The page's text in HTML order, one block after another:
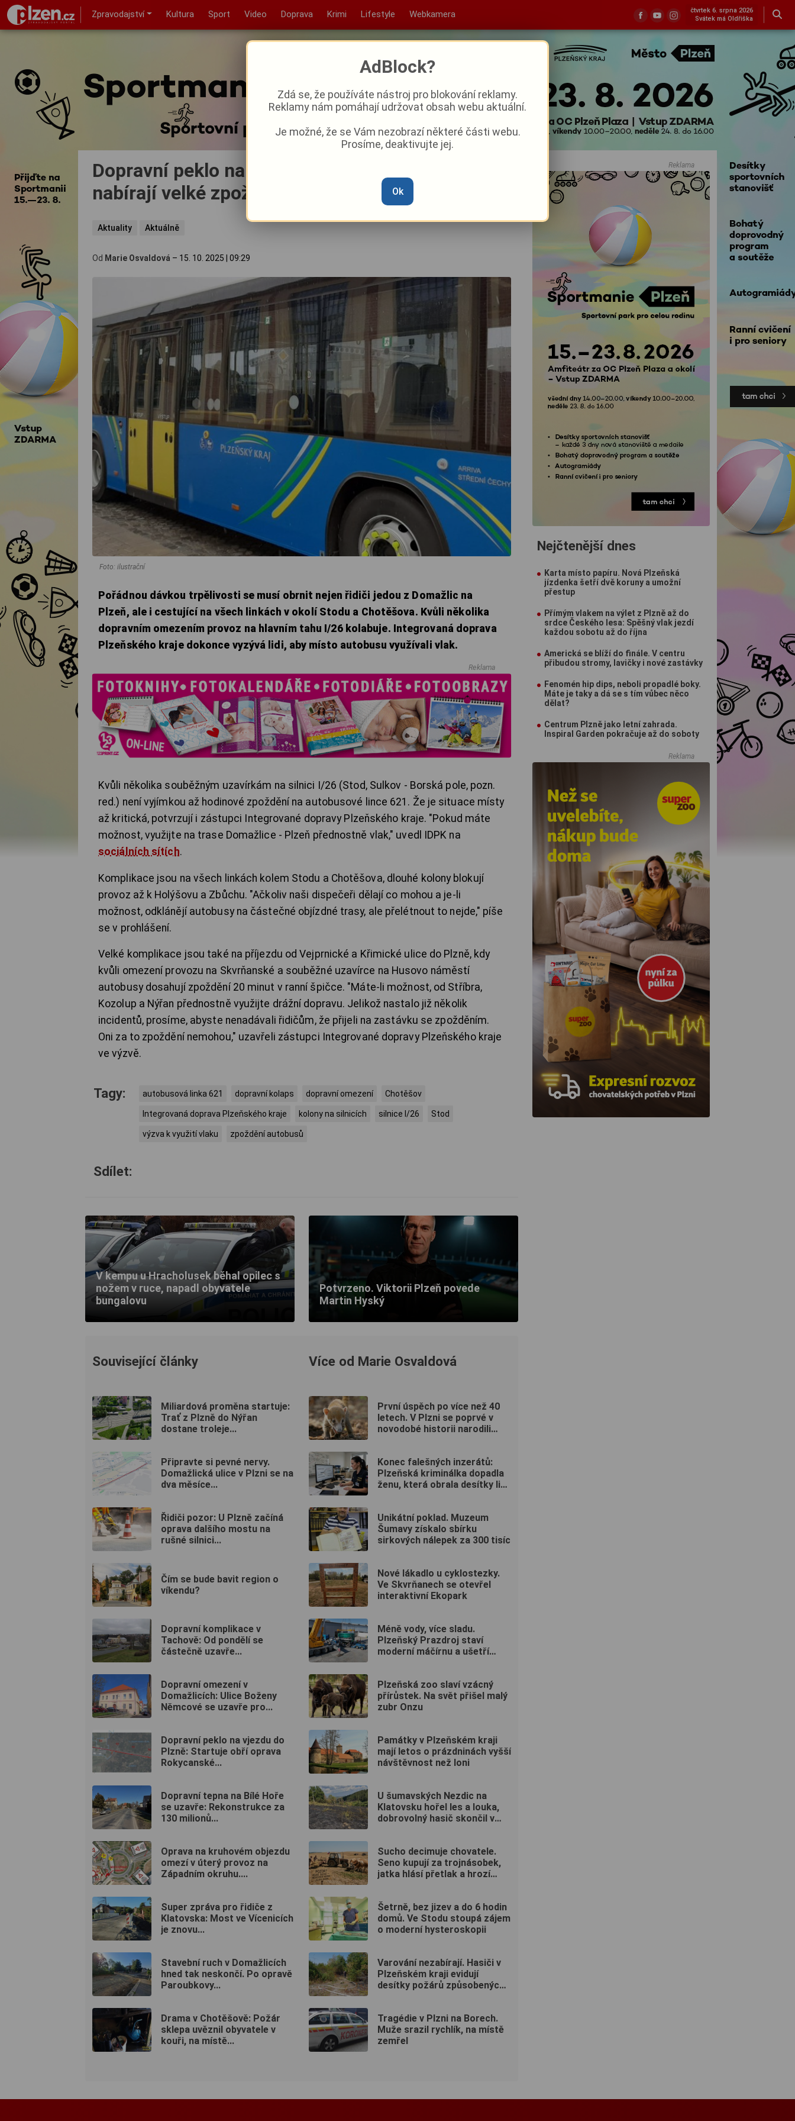
Zpravodajství Kultura Sport Video Doprava Krimi Lifestyle Webkamera
čtvrtek 6. srpna 2026
Svátek má Oldřiška
Dopravní peklo na trase Plzeň - Stod. Autobusy
nabírají velké zpoždění
Aktuality Aktuálně
Od Marie Osvaldová – 15. 10. 2025 09:29
Foto: ilustrační
Pořádnou dávkou trpělivosti se musí obrnit nejen řidiči jedou z Domažlic na
Plzeň, ale i cestující na všech linkách v okolí Stodu a Chotěšova. Kvůli několika
dopravním omezením provoz na hlavním tahu I/26 kolabuje. Integrovaná doprava
Plzeňského kraje dokonce vyzývá lidi, aby místo autobusu využívali vlak.
Reklama
Kvůli několika souběžným uzavírkám na silnici I/26 (Stod, Sulkov - Borská pole, pozn.
red.) není vyjímkou až hodinové zpoždění na autobusové lince 621. Že je situace místy
až kritická, potvrzují i zástupci Integrované dopravy Plzeňského kraje. "Pokud máte
možnost, využijte na trase Domažlice - Plzeň přednostně vlak," uvedl IDPK na
sociálních sítích.
Komplikace jsou na všech linkách kolem Stodu a Chotěšova, dlouhé kolony blokují
provoz až k Holýšovu a Zbůchu. "Ačkoliv naši dispečeři dělají co mohou a je-li
možnost, odklánějí autobusy na částečné objízdné trasy, ale přelétnout to nejde," píše
se v prohlášení.
Velké komplikace jsou také na příjezdu od Vejprnické a Křimické ulice do Plzně, kdy
kvůli omezení provozu na Skvrňanské a souběžné uzavírce na Husovo náměstí
autobusy dosahují zpoždění 20 minut v ranní špičce. "Máte-li možnost, od Stříbra,
Kozolup a Nýřan přednostně využijte drážní dopravu. Jelikož nastalo již několik
incidentů, prosíme, abyste nenadávali řidičům, že přijeli na zastávku se zpožděním.
Oni za to zpoždění nemohou," uzavřeli zástupci Integrované dopravy Plzeňského kraje
ve výzvě.
Tagy: autobusová linka 621 dopravní kolaps dopravní omezení Chotěšov
Integrovaná doprava Plzeňského kraje kolony na silnicích silnice I/26 Stod
výzva k využití vlaku zpoždění autobusů
Sdílet:
V kempu u Hracholusek běhal opilec s
nožem v ruce, napadl obyvatele
bungalovu
Potvrzeno. Viktorii Plzeň povede
Martin Hyský
Související články
Miliardová proměna startuje:
Trať z Plzně do Nýřan
dostane troleje...
Připravte si pevné nervy.
Domažlická ulice v Plzni se na
dva měsíce...
Řidiči pozor: U Plzně začíná
oprava dalšího mostu na
rušné silnici...
Čím se bude bavit region o
víkendu?
Dopravní komplikace v
Tachově: Od pondělí se
částečně uzavře...
Dopravní omezení v
Domažlicích: Ulice Boženy
Němcové se uzavře pro...
Dopravní peklo na vjezdu do
Plzně: Startuje obří oprava
Rokycanské...
Dopravní tepna na Bílé Hoře
se uzavře: Rekonstrukce za
130 milionů...
Oprava na kruhovém objezdu
omezí v úterý provoz na
Západním okruhu....
Super zpráva pro řidiče z
Klatovska: Most ve Vícenicích
je znovu...
Stavební ruch v Domažlicích
hned tak neskončí. Po opravě
Paroubkovy...
Drama v Chotěšově: Požár
sklepa uvěznil obyvatele v
kouři, na místě...
Více od Marie Osvaldová
První úspěch po více než 40
letech. V Plzni se poprvé v
novodobé historii narodili
Konec falešných inzerátů:
Plzeňská kriminálka dopadla
ženu, která obrala desítky lidí
Unikátní poklad. Muzeum
Šumavy získalo sbírku
sirkových nálepek za 300 tisíc
Nové lákadlo u cyklostezky.
Ve Skvrňanech se otevřel
interaktivní Ekopark
Méně vody, více sladu.
Plzeňský Prazdroj staví
moderní máčírnu a ušetří
Plzeňská zoo slaví vzácný
přírůstek. Na svět přišel malý
zubr Onzu
Památky v Plzeňském kraji
mají letos o prázdninách vyšší
návštěvnost než loni
U šumavských Nezdic na
Klatovsku hořel les a louka,
dobrovolný hasič skončil v
Sucho decimuje chovatele.
Seno kupují za trojnásobek,
jatka hlásí přetlak a hrozí
Šetrně, bez jizev a do 6 hodin
domů. Ve Stodu stoupá zájem
o moderní hysteroskopii
Varování nezabírají. Hasiči v
Plzeňském kraji evidují
desítky požárů způsobených
Tragédie v Plzni na Borech.
Muže srazil rychlík, na místě
zemřel
Reklama
Nejčtenější dnes
Karta místo papíru. Nová Plzeňská
jízdenka šetří dvě koruny a umožní
přestup
Přímým vlakem na výlet z Plzně až do
srdce Českého lesa: Spěšný vlak jezdí
každou sobotu až do října
Americká se blíží do finále. V centru
přibudou stromy, lavičky i nové zastávky
Fenomén hip dips, neboli propadlé boky.
Máte je taky a dá se s tím vůbec něco
dělat?
Centrum Plzně jako letní zahrada.
Inspiral Garden pokračuje až do soboty
Reklama
AdBlock?
Zdá se, že používáte nástroj pro blokování reklamy.
Reklamy nám pomáhají udržovat obsah webu aktuální.
Je možné, že se Vám nezobrazí některé části webu.
Prosíme, deaktivujte jej.
Ok